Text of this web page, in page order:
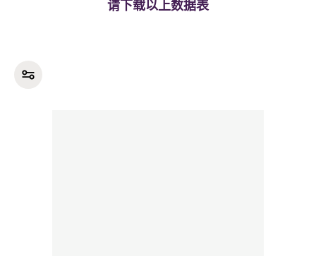
请下载以上数据表